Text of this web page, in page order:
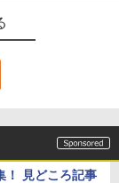
！ 見どころ記事